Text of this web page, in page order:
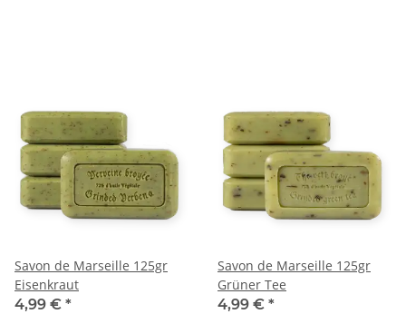
Savon de Marseille 125gr
Eisenkraut
4,99 € *
Savon de Marseille 125gr
Grüner Tee
4,99 € *